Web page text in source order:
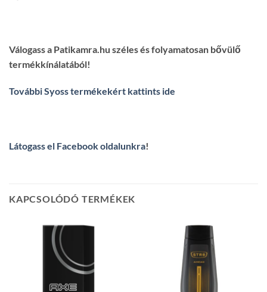
Válogass a Patikamra.hu széles és folyamatosan bővülő
termékkínálatából!
További Syoss termékekért kattints ide
Látogass el Facebook oldalunkra!
KAPCSOLÓDÓ TERMÉKEK